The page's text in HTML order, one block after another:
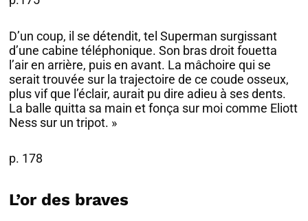
D’un coup, il se détendit, tel Superman surgissant
d’une cabine téléphonique. Son bras droit fouetta
l’air en arrière, puis en avant. La mâchoire qui se
serait trouvée sur la trajectoire de ce coude osseux,
plus vif que l’éclair, aurait pu dire adieu à ses dents.
La balle quitta sa main et fonça sur moi comme Eliott
Ness sur un tripot. »
p. 178
L’or des braves